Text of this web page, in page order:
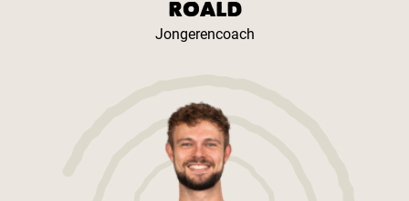
ROALD
Jongerencoach